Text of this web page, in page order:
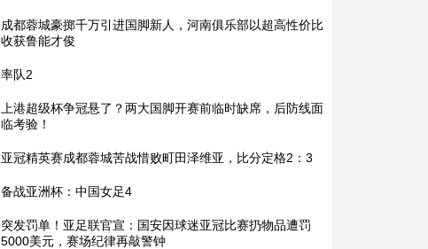
成都蓉城豪掷千万引进国脚新人，河南俱乐部以超高性价比
收获鲁能才俊
率队2
上港超级杯争冠悬了？两大国脚开赛前临时缺席，后防线面
临考验！
亚冠精英赛成都蓉城苦战惜败町田泽维亚，比分定格2：3
备战亚洲杯：中国女足4
突发罚单！亚足联官宣：国安因球迷亚冠比赛扔物品遭罚
5000美元，赛场纪律再敲警钟